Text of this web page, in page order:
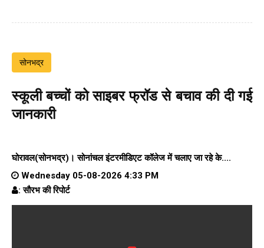
सोनभद्र
स्कूली बच्चों को साइबर फ्रॉड से बचाव की दी गई
जानकारी
घोरावल(सोनभद्र)। सोनांचल इंटरमीडिएट कॉलेजमें चलाए जा रहे के....
Wednesday 05-08-2026 4:33 PM
: सौरभ की रिपोर्ट